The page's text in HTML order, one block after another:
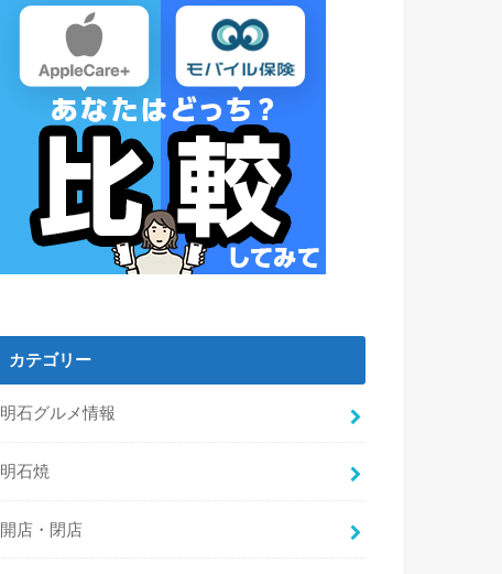
カテゴリー
明石グルメ情報
明石焼
開店・閉店